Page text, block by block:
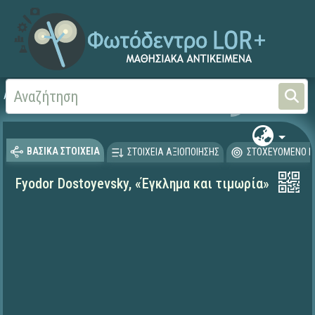
Αρχική Γλώσσα και Λογοτεχνία
ΒΑΣΙΚΑ ΣΤΟΙΧΕΙΑ ΣΤΟΙΧΕΙΑ ΑΞΙΟΠΟΙΗΣΗΣ ΣΤΟΧΕΥΟΜΕΝΟ
Fyodor Dostoyevsky, «Έγκλημα και τιμωρία»